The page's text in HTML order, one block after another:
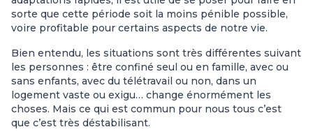
sorte que cette période soit la moins pénible possible,
voire profitable pour certains aspects de notre vie.
Bien entendu, les situations sont très différentes suivant
les personnes : être confiné seul ou en famille, avec ou
sans enfants, avec du télétravail ou non, dans un
logement vaste ou exigu… change énormément les
choses. Mais ce qui est commun pour nous tous c’est
que c’est très déstabilisant.